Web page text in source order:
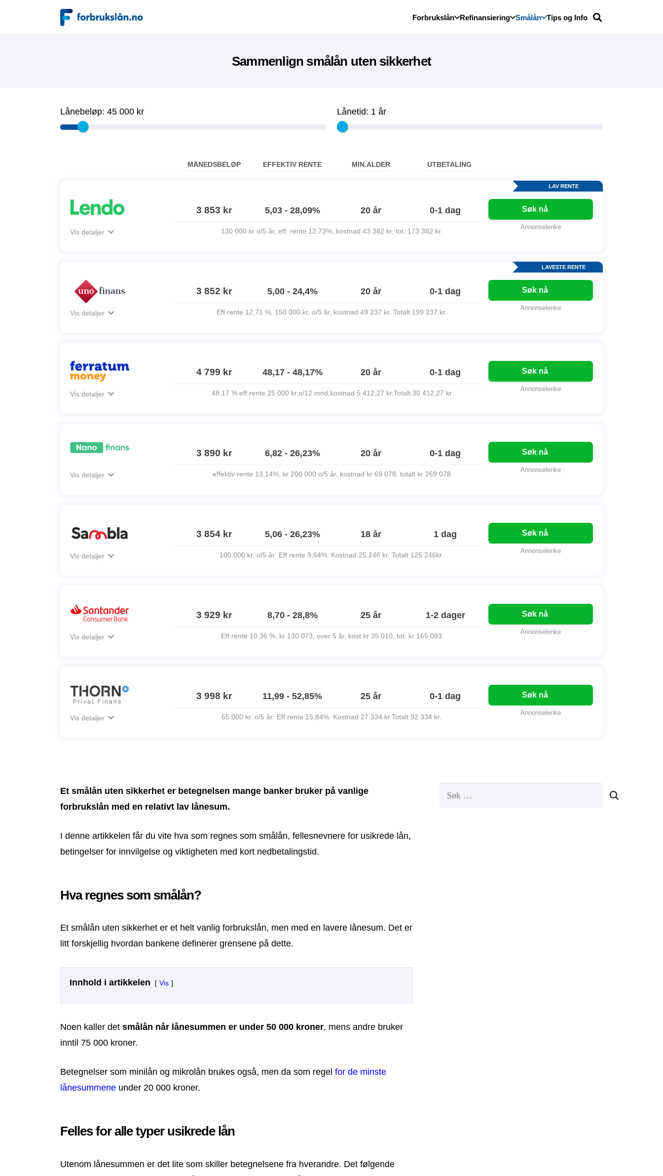
Forbrukslån Refinansiering Smålån Tips og Info
Sammenlign smålån uten sikkerhet
Lånebeløp: 45 000 kr Lånetid: 1 år
MÅNEDSBELØP EFFEKTIV RENTE MIN.ALDER UTBETALING
LAV RENTE
3 853 kr 5,03 - 28,09% 20 år 0-1 dag Søk nå
Vis detaljer 130 000 kr o/5 år, eff. rente 12.73%, kostnad 43 382 kr, tot. 173 382 kr.
Annonselenke
LAVESTE RENTE
3 852 kr 5,00 - 24,4% 20 år 0-1 dag Søk nå
Vis detaljer Eff.rente 12,71 %, 150 000 kr, o/5 år, kostnad 49 237 kr. Totalt 199 237 kr.
Annonselenke
4 799 kr 48,17 - 48,17% 20 år 0-1 dag Søk nå
Vis detaljer 48,17 % eff.rente,25 000 kr,o/12 mnd,kostnad 5 412,27 kr.Totalt:30 412,27 kr
Annonselenke
3 890 kr 6,82 - 26,23% 20 år 0-1 dag Søk nå
Vis detaljer effektiv rente 13,14%, kr 200 000 o/5 år, kostnad kr 69 078, totalt kr 269 078
Annonselenke
3 854 kr 5,06 - 26,23% 18 år 1 dag Søk nå
Vis detaljer 100.000 kr. o/5 år: Eff.rente 9,64%. Kostnad 25.246 kr. Totalt 125.246kr.
Annonselenke
3 929 kr 8,70 - 28,8% 25 år 1-2 dager Søk nå
Vis detaljer Eff.rente 10,36 %, kr 130 073, over 5 år, kost.kr 35 010, tot. kr 165 083
Annonselenke
3 998 kr 11,99 - 52,85% 25 år 0-1 dag Søk nå
Vis detaljer 65.000 kr. o/5 år: Eff.rente 15,84%. Kostnad 27.334 kr.Totalt 92.334 kr.
Annonselenke
Et smålån uten sikkerhet er betegnelsen mange banker bruker på vanlige
forbrukslån med en relativt lav lånesum.
I denne artikkelen får du vite hva som regnes som smålån, fellesnevnere for usikrede lån,
betingelser for innvilgelse og viktigheten med kort nedbetalingstid.
Hva regnes som smålån?
Et smålån uten sikkerhet er et helt vanlig forbrukslån, men med en lavere lånesum. Det er
litt forskjellig hvordan bankene definerer grensene på dette.
Innhold i artikkelen Vis
Noen kaller det smålån når lånesummen er under 50 000 kroner, mens andre bruker
inntil 75 000 kroner.
Betegnelser som minilån og mikrolån brukes også, men da som regel for de minste
lånesummene under 20 000 kroner.
Felles for alle typer usikrede lån
Utenom lånesummen er det lite som skiller betegnelsene fra hverandre. Det følgende
Søk